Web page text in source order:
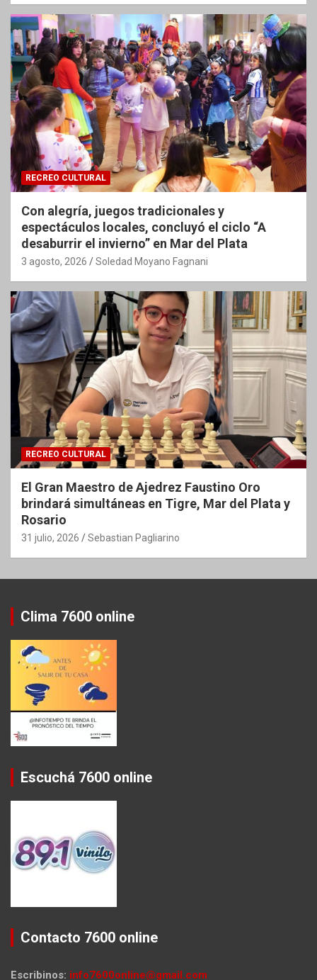
RECREO CULTURAL
Con alegría, juegos tradicionales y
espectáculos locales, concluyó el ciclo “A
desaburrir el invierno” en Mar del Plata
3 agosto, 2026 Soledad Moyano Fagnani
RECREO CULTURAL
El Gran Maestro de Ajedrez Faustino Oro
brindará simultáneas en Tigre, Mar del Plata y
Rosario
31 julio, 2026 Sebastian Pagliarino
Clima 7600 online
Escuchá 7600 online
Contacto 7600 online
Escribinos: info7600online@gmail.com